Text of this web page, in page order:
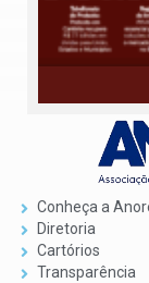
Conheça a
Diretoria
Cartórios
Transparência